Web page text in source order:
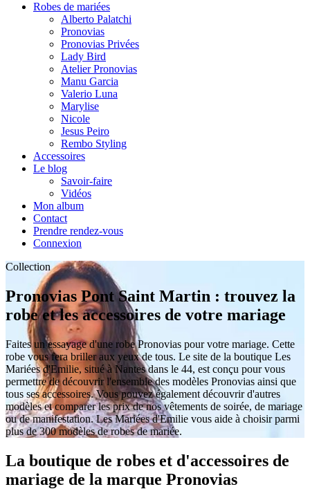
Robes de mariées
Alberto Palatchi
Pronovias
Pronovias Privées
Lady Bird
Atelier Pronovias
Manu Garcia
Valerio Luna
Marylise
Nicole
Jesus Peiro
Rembo Styling
Accessoires
Le blog
Savoir-faire
Vidéos
Mon album
Contact
Prendre rendez-vous
Connexion
Collection
Pronovias Pont Saint Martin : trouvez la
robe et les accessoires de votre mariage
Faites un essayage d'une robe Pronovias pour votre mariage. Cette
robe vous fera briller aux yeux de tous. Le site de la boutique Les
Mariées d'Emilie, situé à Nantes dans le 44, est conçu pour vous
permettre de découvrir l'ensemble des modèles Pronovias ainsi que
tous ses accessoires. Vous pouvez également découvrir d'autres
modèles et comparer les prix de nos vêtements de soirée, de mariage
ou de manifestation. Les Mariées d'Emilie vous aide à choisir parmi
plus de 300 modèles de robes de mariée.
La boutique de robes et d'accessoires de
mariage de la marque Pronovias